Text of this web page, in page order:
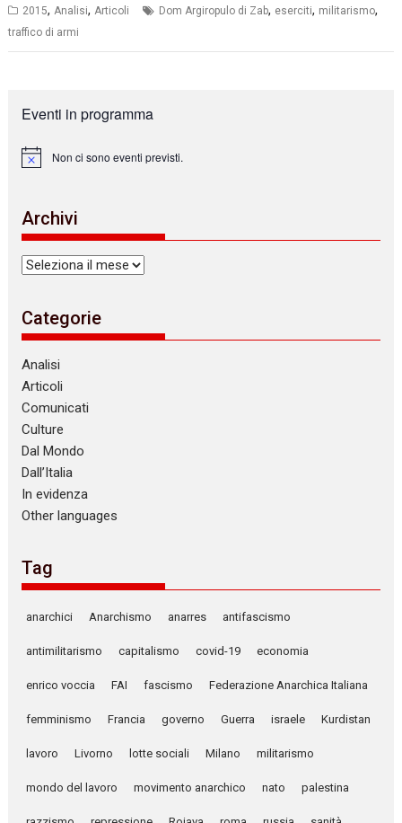
2015, Analisi, Articoli Dom Argiropulo di Zab, eserciti, militarismo,
traffico di armi
Eventi in programma
N
c
e
Non ci sono eventi previsti.
Archivi
Archivi
Categorie
Analisi
Articoli
Comunicati
Culture
Dal Mondo
Dall’Italia
In evidenza
Other languages
Tag
anarchici Anarchismo anarres antifascismo
antimilitarismo capitalismo covid-19 economia
enrico voccia FAI fascismo Federazione Anarchica Italiana
femminismo Francia governo Guerra israele Kurdistan
lavoro Livorno lotte sociali Milano militarismo
mondo del lavoro movimento anarchico nato palestina